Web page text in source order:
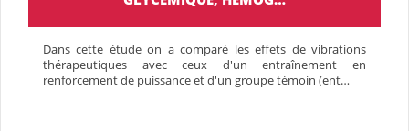
Dans cette étude on a comparé les effets de vibrations
thérapeutiques avec ceux d'un entraînement en
renforcement de puissance et d'un groupe témoin (ent…